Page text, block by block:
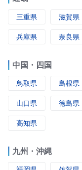
三重県 滋賀県
兵庫県 奈良県
中国・四国
鳥取県 島根県
山口県 徳島県
高知県
九州・沖縄